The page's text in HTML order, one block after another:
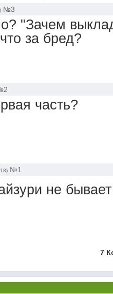
№3
"Зачем
за бред?
часть?
№1
не
7